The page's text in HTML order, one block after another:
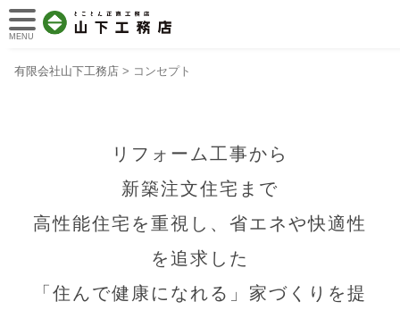
有限会社山下工務店 > コンセプト
リフォーム工事から
新築注文住宅まで
高性能住宅を重視し、省エネや快適性
を追求した
「住んで健康になれる」家づくりを提
MENU